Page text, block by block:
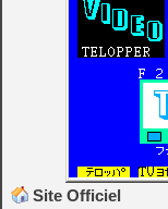
Site Officiel